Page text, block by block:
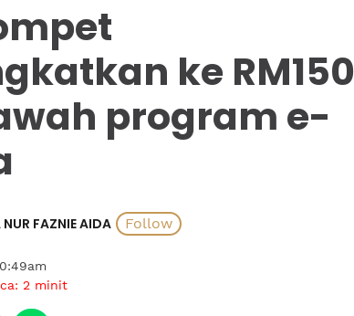
ke RM150
program e-
FAZNIE AIDA
2 minit